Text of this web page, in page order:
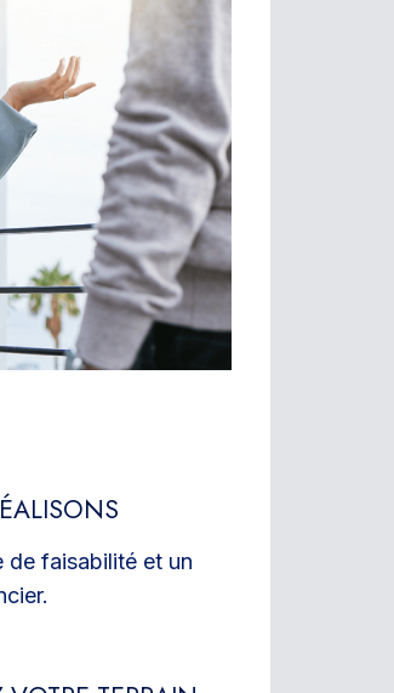
de faisabilité et un